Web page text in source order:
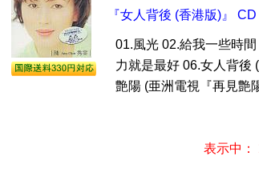
『女人背後 (香港版)』
01.風光 02.給我一些時
力就是最好 06.女人背後
艶陽 (亜洲電視『再見艶
表示中：